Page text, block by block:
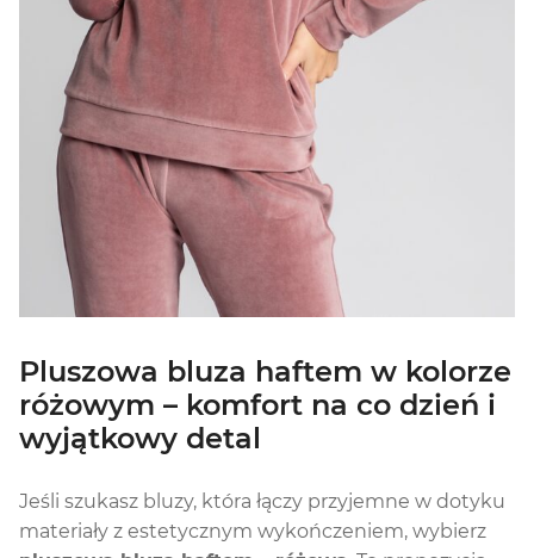
Pluszowa bluza haftem w kolorze
różowym – komfort na co dzień i
wyjątkowy detal
Jeśli szukasz bluzy, która łączy przyjemne w dotyku
materiały z estetycznym wykończeniem, wybierz